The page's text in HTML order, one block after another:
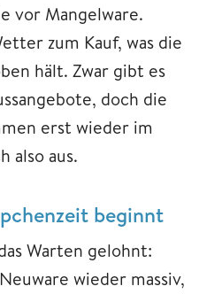
vor Mangelware.
zum Kauf, was die
hält. Zwar gibt es
doch die
erst wieder im
also aus.
beginnt
Warten gelohnt:
wieder massiv,